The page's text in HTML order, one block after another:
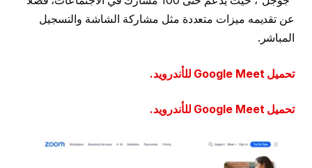
عن تقديمه ميزات متعددة مثل مشاركة الشاشة والتسجيل
المباشر.
تحميل Google Meet للأندرويد.
تحميل Google Meet للأندرويد.